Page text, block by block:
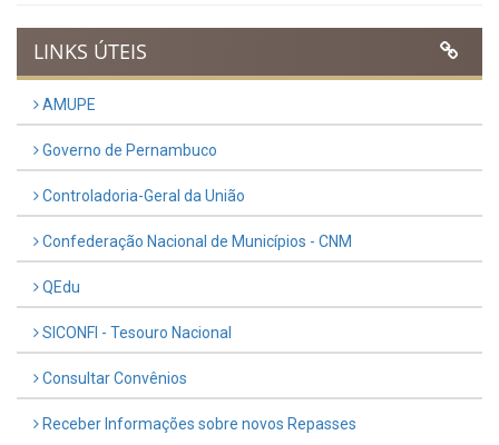
LINKS ÚTEIS
AMUPE
Governo de Pernambuco
Controladoria-Geral da União
Confederação Nacional de Municípios - CNM
QEdu
SICONFI - Tesouro Nacional
Consultar Convênios
Receber Informações sobre novos Repasses